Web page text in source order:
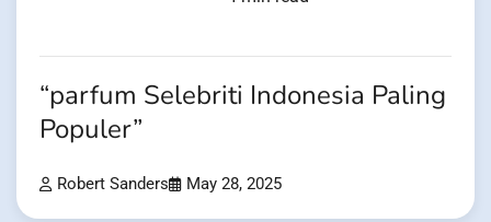
“parfum Selebriti Indonesia Paling
Populer”
Robert Sanders May 28, 2025